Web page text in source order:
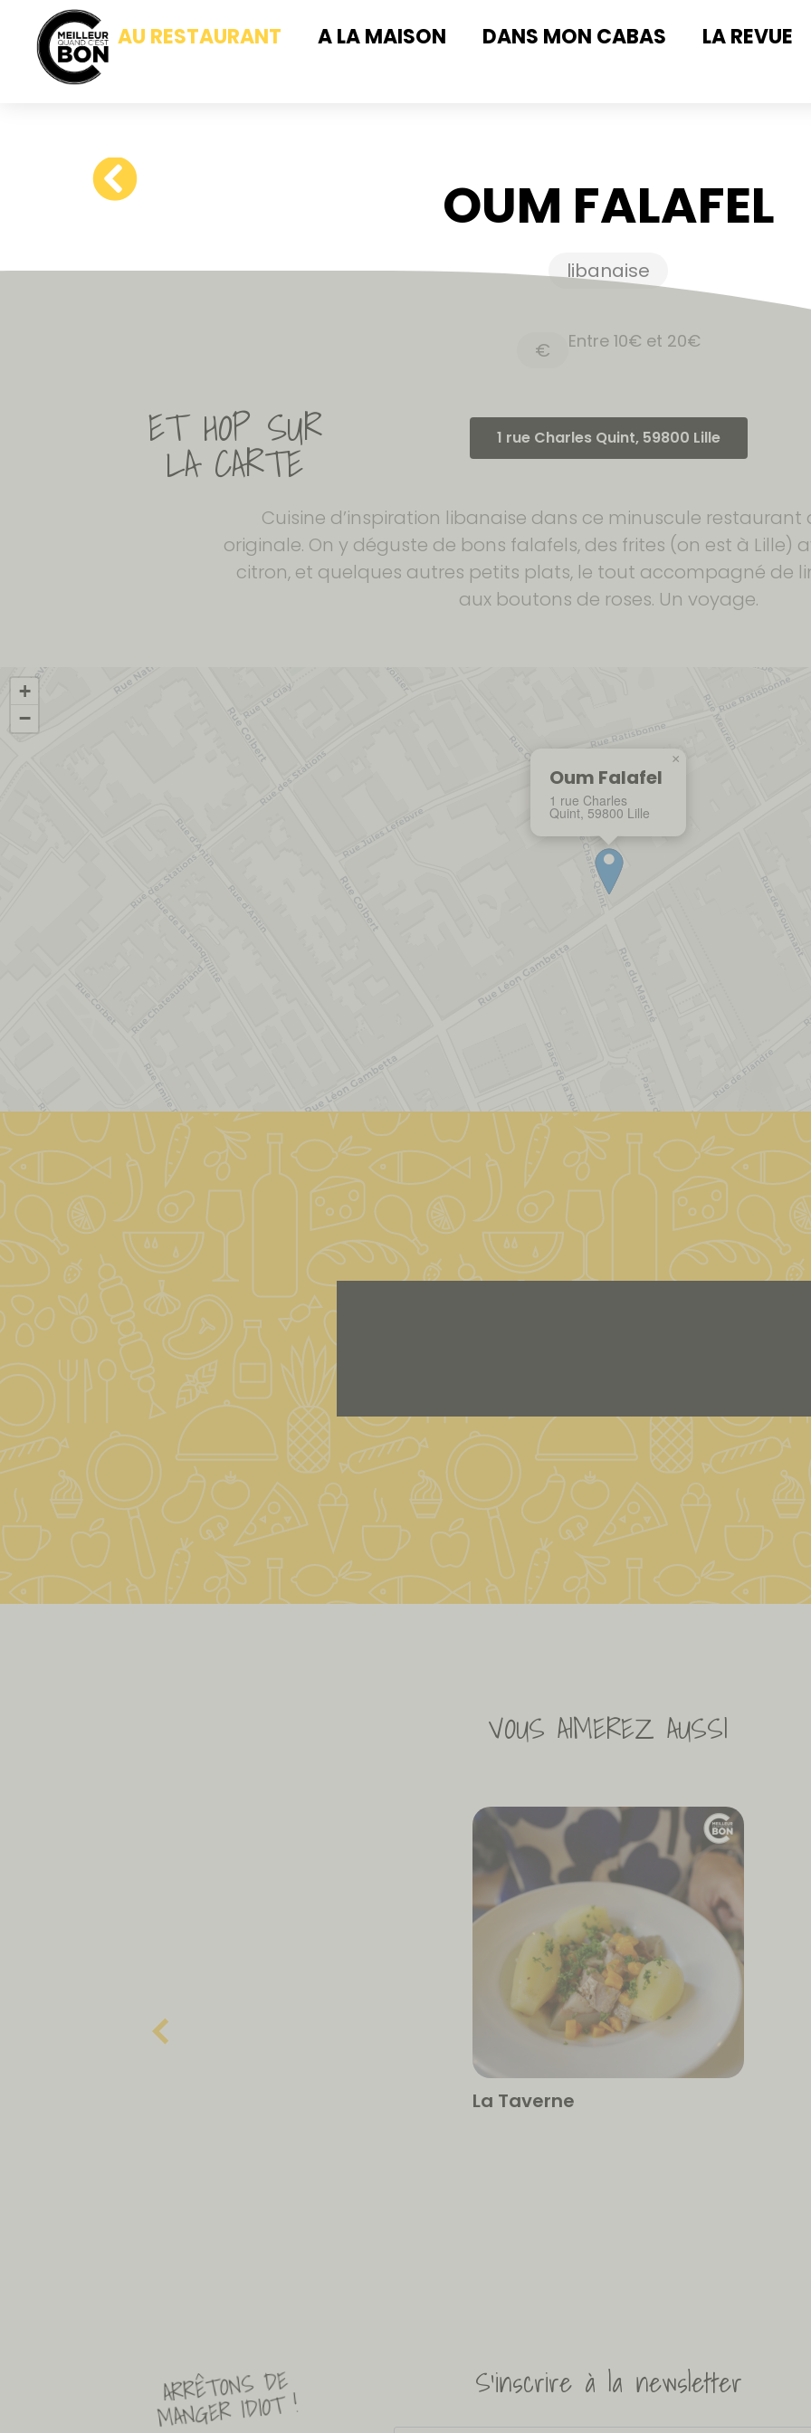
AU RESTAURANT A LA MAISON DANS MON CABAS LA REVUE
OUM FALAFEL
libanaise
€ Entre 10€ et 20€
1 rue Charles Quint, 59800 Lille
Cuisine d’inspiration libanaise dans ce minuscule
originale. On y déguste de bons falafels, des frites (on est à Lille)
citron, et quelques autres petits plats, le tout accompagné de
aux boutons de roses. Un voyage.
Oum Falafel
1 rue Charles
Quint, 59800 Lille
×
+
−
VOUS AIMEREZ AUSSI
La Taverne
ARRÊTONS DE
MANGER IDIOT !
S'inscrire à la newsletter